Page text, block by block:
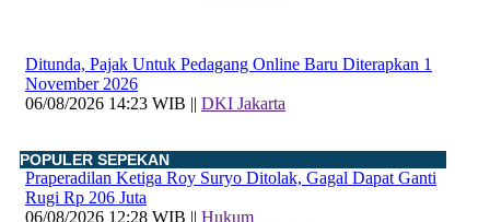
Ditunda, Pajak Untuk Pedagang Online Baru Diterapkan 1
November 2026
06/08/2026 14:23 WIB || DKI Jakarta
Praperadilan Ketiga Roy Suryo Ditolak, Gagal Dapat Ganti
Rugi Rp 206 Juta
06/08/2026 12:28 WIB || Hukum
POPULER SEPEKAN